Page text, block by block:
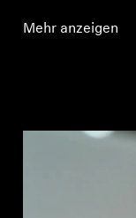
Mehr anzeigen